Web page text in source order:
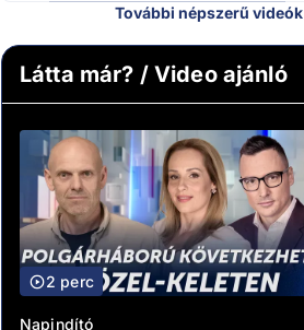
További népszerű videók
Látta már? / Video ajánló
2 perc
Napindító